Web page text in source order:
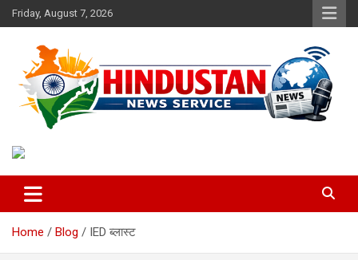
Skip
to
Friday, August 7, 2026
Hindustan News Service
Home Blog IED ब्लास्ट